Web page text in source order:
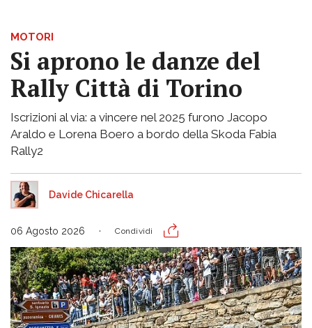
MOTORI
Si aprono le danze del
Rally Città di Torino
Iscrizioni al via: a vincere nel 2025 furono Jacopo
Araldo e Lorena Boero a bordo della Skoda Fabia
Rally2
Davide Chicarella
06 Agosto 2026 Condividi